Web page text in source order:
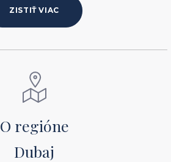
ZISTIŤ VIAC
O regióne
Dubaj